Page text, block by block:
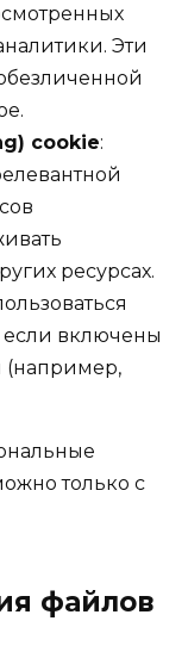
Эти
cookie:
ресурсах.
если включены
(например,
только с
файлов